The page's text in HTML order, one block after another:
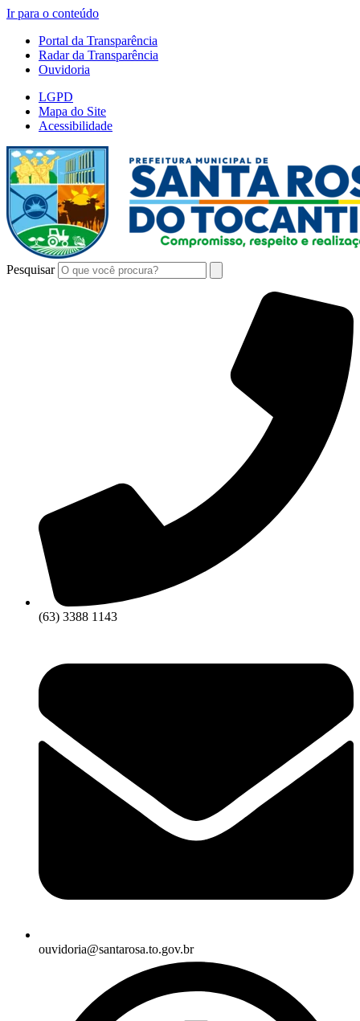
Ir para o conteúdo
Portal da Transparência
Radar da Transparência
Ouvidoria
LGPD
Mapa do Site
Acessibilidade
Pesquisar
(63) 3388 1143
ouvidoria@santarosa.to.gov.br